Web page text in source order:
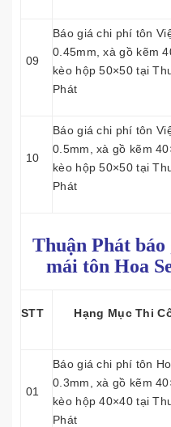
09
Báo giá chi phí tôn
0.45mm, xà gồ kẽm
kèo hộp 50×50 tại
Phát
10
Báo giá chi phí tôn
0.5mm, xà gồ kẽm
kèo hộp 50×50 tại
Phát
Thuận Phát
mái tôn Hoa
STT Hạng Mục Thi
01
Báo giá chi phí tôn
0.3mm, xà gồ kẽm
kèo hộp 40×40 tại
Phát